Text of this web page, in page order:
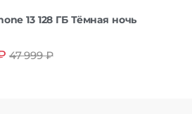
13 128 ГБ Тёмная ночь
47 999₽